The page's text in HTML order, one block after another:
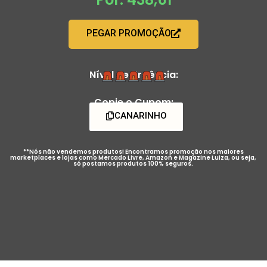
PEGAR PROMOÇÃO
Nível de Urgência:
Copie o Cupom:
CANARINHO
**Nós não vendemos produtos! Encontramos promoção nos maiores
marketplaces e lojas como Mercado Livre, Amazon e Magazine Luiza, ou seja,
só postamos produtos 100% seguros.